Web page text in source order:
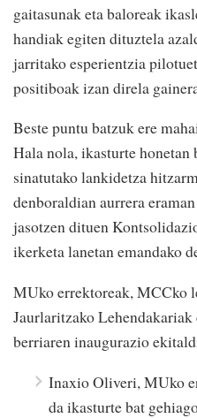
gaitasunak eta baloreak
handiak egiten dituztela
jarritako esperientzia
positiboak izan direla
Beste puntu batzuk ere
Hala nola, ikasturte
sinatutako lankidetza
denboraldian aurrera
jasotzen dituen
ikerketa lanetan emandako
MUko errektoreak, MCCko
Jaurlaritzako
berriaren inaugurazio
Inaxio Oliveri, MUko
da ikasturte bat